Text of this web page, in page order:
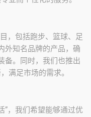
，包括跑步、篮球、足
外知名品牌的产品，确
备。同时，我们也推出
满足市场的需求。
”，我们希望能够通过优